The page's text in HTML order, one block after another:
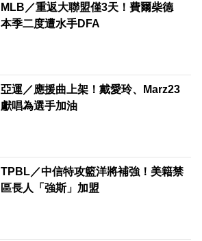
MLB／重返大聯盟僅3天！費爾柴德
本季二度遭水手DFA
亞運／應援曲上架！戴愛玲、Marz23
獻唱為選手加油
TPBL／中信特攻籃洋將補強！美籍禁
區長人「強斯」加盟